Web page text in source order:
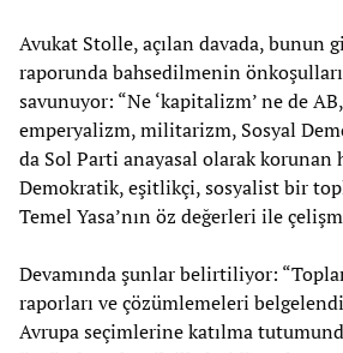
Avukat Stolle, açılan davada, bunun
raporunda bahsedilmenin
savunuyor: “Ne ‘kapitalizm’ ne de
emperyalizm, militarizm, Sosyal
da Sol Parti anayasal olarak korunan
Demokratik, eşitlikçi, sosyalist bir
Temel Yasa’nın öz değerleri ile
Devamında şunlar belirtiliyor:
raporları ve çözümlemeleri
Avrupa seçimlerine katılma